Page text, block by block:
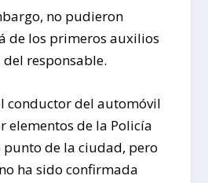
no pudieron
de los primeros auxilios
responsable.
conductor del automóvil
elementos de la Policía
de la ciudad, pero
ha sido confirmada